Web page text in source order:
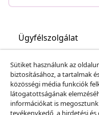
Ügyfélszolgálat
Üzlet
vidaXL
Sütiket használunk az
biztosításához, a tartalmak
közösségi média funkciók
látogatottságának
információkat is
tevékenykedő, a hirdetési